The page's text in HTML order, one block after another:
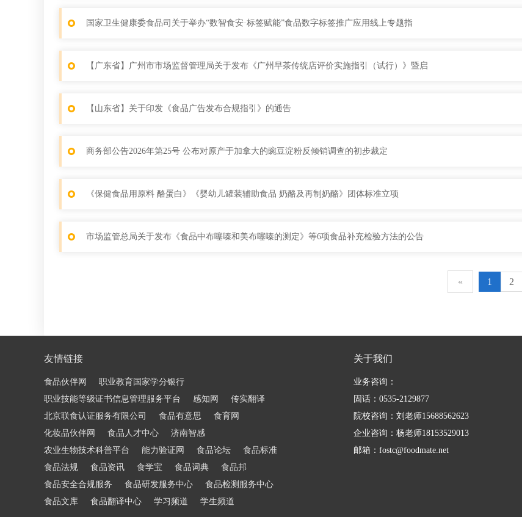
国家卫生健康委食品司关于举办“数智食安·标签赋能”食品数字标签推广应用线上专题指
【广东省】广州市市场监督管理局关于发布《广州早茶传统店评价实施指引（试行）》暨启
【山东省】关于印发《食品广告发布合规指引》的通告
商务部公告2026年第25号 公布对原产于加拿大的豌豆淀粉反倾销调查的初步裁定
《保健食品用原料 酪蛋白》《婴幼儿罐装辅助食品 奶酪及再制奶酪》团体标准立项
市场监管总局关于发布《食品中布噻嗪和美布噻嗪的测定》等6项食品补充检验方法的公告
« 1 2
友情链接
食品伙伴网
职业教育国家学分银行
职业技能等级证书信息管理服务平台
感知网
传实翻译
北京联食认证服务有限公司
食品有意思
食育网
化妆品伙伴网
食品人才中心
济南智感
农业生物技术科普平台
能力验证网 食品论坛
食品标准
食品法规
食品资讯 食学宝 食品词典
食品邦
食品安全合规服务
食品研发服务中心
食品检测服务中心
食品文库
食品翻译中心 学习频道 学生频道
关于我们
业务咨询：
固话：0535-2129877
院校咨询：刘老师15688562623
企业咨询：杨老师18153529013
邮箱：fostc@foodmate.net